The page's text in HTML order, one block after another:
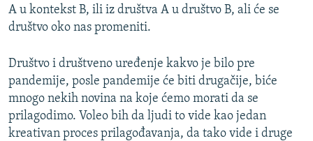
A u kontekst B, ili iz društva A u društvo B, ali će se
društvo oko nas promeniti.
Društvo i društveno uređenje kakvo je bilo pre
pandemije, posle pandemije će biti drugačije, biće
mnogo nekih novina na koje ćemo morati da se
prilagodimo. Voleo bih da ljudi to vide kao jedan
kreativan proces prilagođavanja, da tako vide i druge